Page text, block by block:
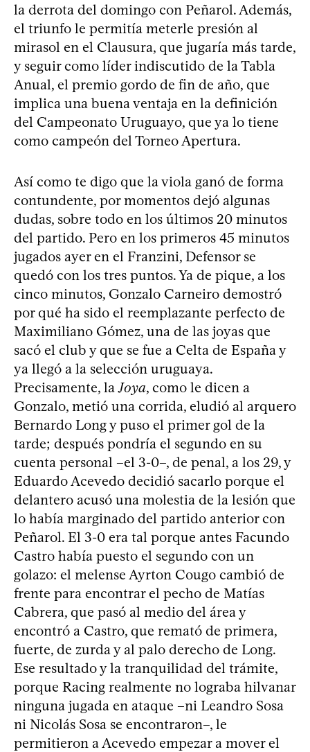
la derrota del domingo con Peñarol. Además,
el triunfo le permitía meterle presión al
mirasol en el Clausura, que jugaría más tarde,
y seguir como líder indiscutido de la Tabla
Anual, el premio gordo de fin de año, que
implica una buena ventaja en la definición
del Campeonato Uruguayo, que ya lo tiene
como campeón del Torneo Apertura.
Así como te digo que la viola ganó de forma
contundente, por momentos dejó algunas
dudas, sobre todo en los últimos 20 minutos
del partido. Pero en los primeros 45 minutos
jugados ayer en el Franzini, Defensor se
quedó con los tres puntos. Ya de pique, a los
cinco minutos, Gonzalo Carneiro demostró
por qué ha sido el reemplazante perfecto de
Maximiliano Gómez, una de las joyas que
sacó el club y que se fue a Celta de España y
ya llegó a la selección uruguaya.
Precisamente, laJoya, como le dicen a
Gonzalo, metió una corrida, eludió al arquero
Bernardo Long y puso el primer gol de la
tarde; después pondría el segundo en su
cuenta personal –el 3-0–, de penal, a los 29, y
Eduardo Acevedo decidió sacarlo porque el
delantero acusó una molestia de la lesión que
lo había marginado del partido anterior con
Peñarol. El 3-0 era tal porque antes Facundo
Castro había puesto el segundo con un
golazo: el melense Ayrton Cougo cambió de
frente para encontrar el pecho de Matías
Cabrera, que pasó al medio del área y
encontró a Castro, que remató de primera,
fuerte, de zurda y al palo derecho de Long.
Ese resultado y la tranquilidad del trámite,
porque Racing realmente no lograba hilvanar
ninguna jugada en ataque –ni Leandro Sosa
ni Nicolás Sosa se encontraron–, le
permitieron a Acevedo empezar a mover el